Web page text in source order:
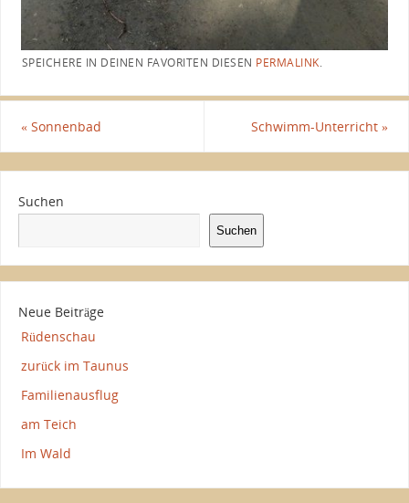
SPEICHERE IN DEINEN FAVORITEN DIESEN PERMALINK.
«Sonnenbad Schwimm-Unterricht»
Suchen
Suchen
Neue Beiträge
Rüdenschau
zurück im Taunus
Familienausflug
am Teich
Im Wald